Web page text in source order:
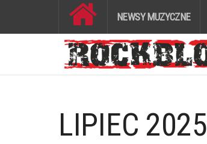
NEWSY MUZYCZNE
LIPIEC 2025